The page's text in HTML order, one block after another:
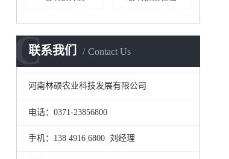
联系我们 Contact Us
C
河南林硕农业科技发展有限公司
电话：0371-23856800
手机：138 4916 6800 刘经理